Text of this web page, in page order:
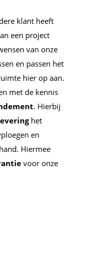
klant heeft
een project
van onze
en passen het
hier op aan.
met de kennis
. Hierbij
het
en
Hiermee
voor onze